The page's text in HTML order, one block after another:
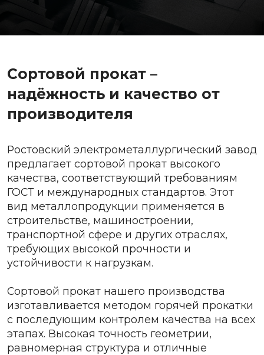
Сортовой прокат –
надёжность и качество от
производителя
Ростовский электрометаллургический завод
предлагает сортовой прокат высокого
качества, соответствующий требованиям
ГОСТ и международных стандартов. Этот
вид металлопродукции применяется в
строительстве, машиностроении,
транспортной сфере и других отраслях,
требующих высокой прочности и
устойчивости к нагрузкам.
Сортовой прокат нашего производства
изготавливается методом горячей прокатки
с последующим контролем качества на всех
этапах. Высокая точность геометрии,
равномерная структура и отличные